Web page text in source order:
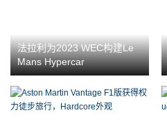
法拉利为2023 WEC构建Le
Mans Hypercar